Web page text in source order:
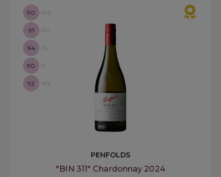
90 WS
91 RP
94 JS
90 D
92 WE
PENFOLDS
"BIN 311" Chardonnay 2024